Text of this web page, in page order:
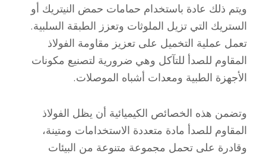
ويتم ذلك عادة باستخدام حمامات حمض النيتريك أو
الستريك التي تزيل الملوثات وتعزز الطبقة السلبية.
تعمل عملية التخميل على تعزيز مقاومة الفولاذ
المقاوم للصدأ للتآكل وهي ضرورية لتصنيع مكونات
الأجهزة الطبية ومعدات أشباه الموصلات.
وتضمن هذه الخصائص الكيميائية أن يظل الفولاذ
المقاوم للصدأ مادة متعددة الاستخدامات ومتينة،
وقادرة على تحمل مجموعة متنوعة من البيئات